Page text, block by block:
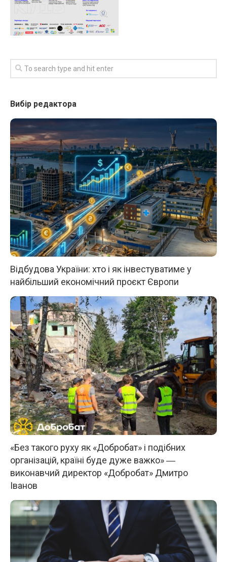
Вибір редактора
Відбудова України: хто і як інвестуватиме у
найбільший економічний проєкт Європи
«Без такого руху як «Добробат» і подібних
організацій, країні буде дуже важко» ―
виконавчий директор «Добробат» Дмитро
Іванов